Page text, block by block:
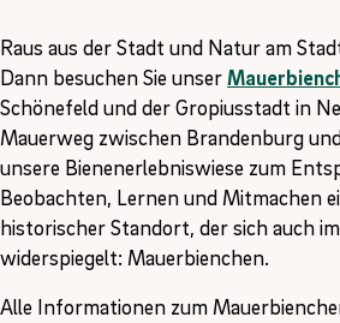
Raus aus der Stadt und Natur am
Dann besuchen Sie unser
Schönefeld und der Gropiusstadt in
Mauerweg zwischen Brandenburg
unsere Bienenerlebniswiese zum
Beobachten, Lernen und Mitmachen
historischer Standort, der sich auch
widerspiegelt: Mauerbienchen.
Alle Informationen zum